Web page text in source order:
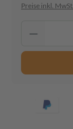
Preise inkl.